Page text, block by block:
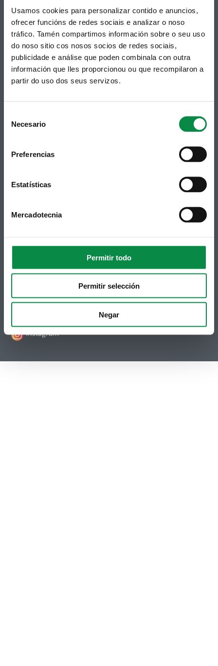
Usamos cookies para personalizar contido e anuncios,
ofrecer funcións de redes sociais e analizar o noso
tráfico. Tamén compartimos información sobre o seu uso
do noso sitio cos nosos socios de redes sociais,
publicidade e análise que poden combinala con outra
información que lles proporcionou ou que recompilaron a
partir do uso dos seus servizos.
Selection
Necesario
Preferencias
Estatísticas
Mercadotecnia
Permitir todo
Permitir selección
Negar
© Concello de Ames
Praza do Concello, 2 |15220
Bertamiráns (Ames)
Telf 981 883 002 | Fax 981 883 925
Subscrición boletíns
unha subscrición ao boletín de novidades.
Síguenos
Twitter
RSS
Instagram
Política de privacidade
Aviso Legal
Mapa web
Contacto
Hemeroteca